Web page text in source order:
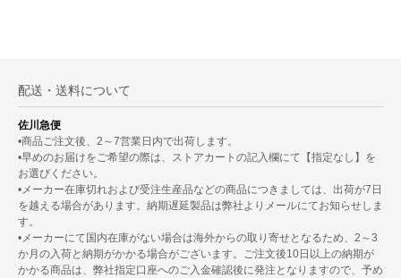
配送・送料について
佐川急便
•商品ご注文後、2～7営業日内で出荷します。
•早めのお届けをご希望の際は、ストアカートの記入欄にて【指定なし】を
お選びください。
•メーカー在庫切れおよび受注生産品などの商品につきましては、出荷が7日
を越える場合があります。納期遅延製品は弊社よりメールにてお知らせしま
す。
•メーカーにて国内在庫がない場合は海外からの取り寄せとなるため、2～3
か月の入荷と納期がかかる場合がございます。ご注文後10日以上の納期が
かかる商品は、弊社指定口座へのご入金確認後に発注となりますので、予め